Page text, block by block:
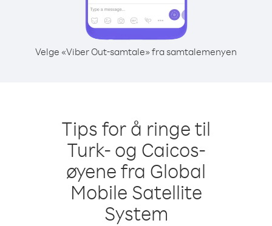
Velge «Viber Out-samtale» fra samtalemenyen
Tips for å ringe til
Turk- og Caicos-
øyene fra Global
Mobile Satellite
System